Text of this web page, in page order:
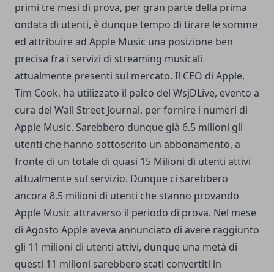
primi tre mesi di prova, per gran parte della prima
ondata di utenti, è dunque tempo di tirare le somme
ed attribuire ad Apple Music una posizione ben
precisa fra i servizi di streaming musicali
attualmente presenti sul mercato. Il CEO di Apple,
Tim Cook, ha utilizzato il palco del WsjDLive, evento a
cura del Wall Street Journal, per fornire i numeri di
Apple Music. Sarebbero dunque già 6.5 milioni gli
utenti che hanno sottoscrito un abbonamento, a
fronte di un totale di quasi 15 Milioni di utenti attivi
attualmente sul servizio. Dunque ci sarebbero
ancora 8.5 milioni di utenti che stanno provando
Apple Music attraverso il periodo di prova. Nel mese
di Agosto Apple aveva annunciato di avere raggiunto
gli 11 milioni di utenti attivi, dunque una metà di
questi 11 milioni sarebbero stati convertiti in